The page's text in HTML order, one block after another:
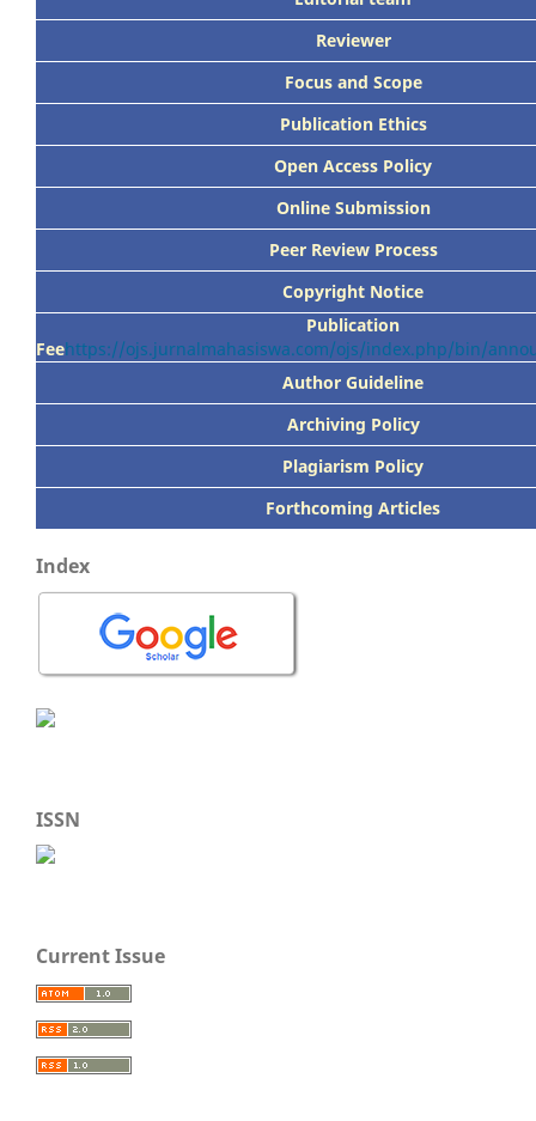
Reviewer
Focus and Scope
Publication Ethics
Open Access Policy
Online Submission
Peer Review Process
Copyright Notice
Publication
Feehttps://ojs.jurnalmahasiswa.com/ojs/index.php/bin/
Author Guideline
Archiving Policy
Plagiarism Policy
Forthcoming Articles
Index
ISSN
Current Issue